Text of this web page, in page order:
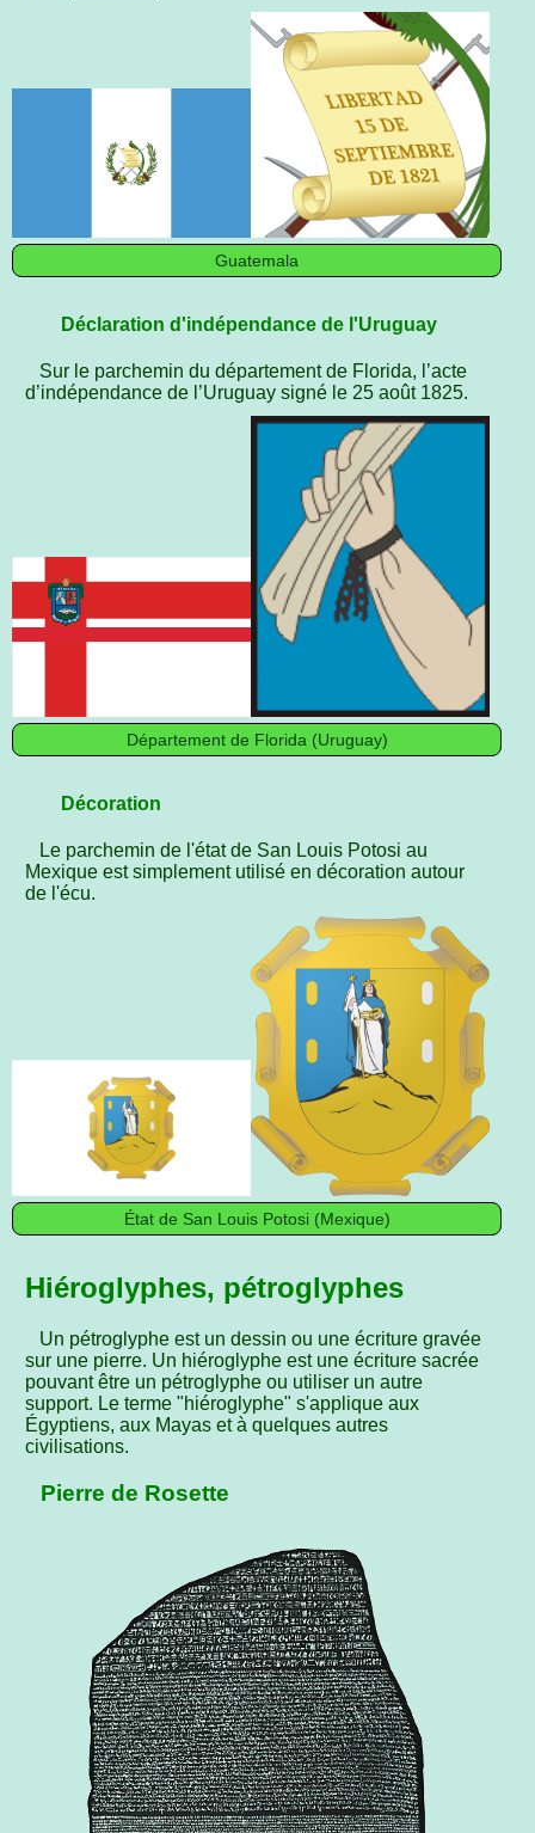
Guatemala
Déclaration d'indépendance de l'Uruguay
Sur le parchemin du département de Florida, l’acte
d’indépendance de l’Uruguay signé le 25 août 1825.
Département de Florida (Uruguay)
Décoration
Le parchemin de l'état de San Louis Potosi au
Mexique est simplement utilisé en décoration autour
de l'écu.
État de San Louis Potosi (Mexique)
Hiéroglyphes, pétroglyphes
Un pétroglyphe est un dessin ou une écriture gravée
sur une pierre. Un hiéroglyphe est une écriture sacrée
pouvant être un pétroglyphe ou utiliser un autre
support. Le terme "hiéroglyphe" s'applique aux
Égyptiens, aux Mayas et à quelques autres
civilisations.
Pierre de Rosette